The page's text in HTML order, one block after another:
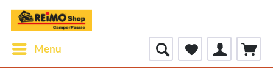
Menu